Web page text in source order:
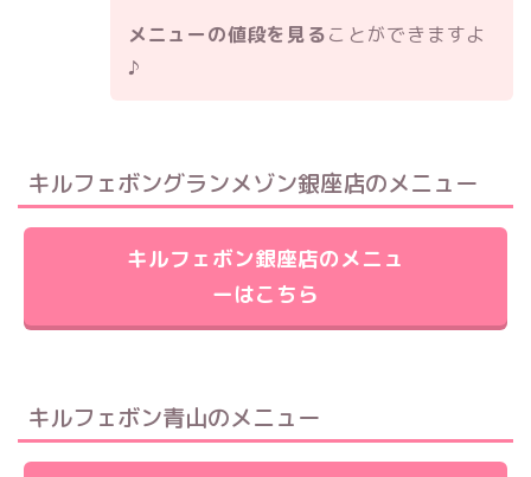
メニューの値段を見ることができますよ
♪
キルフェボングランメゾン銀座店のメニュー
キルフェボン銀座店のメニュ
ーはこちら
キルフェボン青山のメニュー